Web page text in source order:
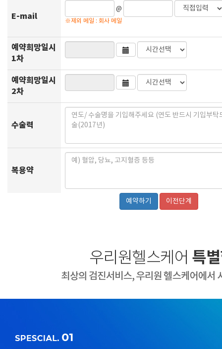
E-mail
@
※제외 메일 : 회사 메일
예약희망일시
1차
예약희망일시
2차
수술력
복용약
이전단계